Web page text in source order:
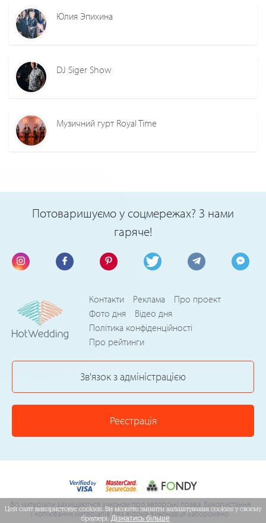
Юлия Эпихина
DJ Siger Show
Музичний гурт Royal Time
Потоваришуємо у соцмережах? З нами
гаряче!
Контакти Реклама
Про проект
Фото дня
Відео дня
Політика конфіденційності
Про рейтинги
Зв'язок з адміністрацією
Реєстрація
Всі матеріали захищаються законом про авторські права. Використання
і копіювання матеріалів без відома виконавця заборонено.
Цей сайт використовує cookies. Ви можете змінити налаштування cookies у своєму
браузері.Дізнатись більше